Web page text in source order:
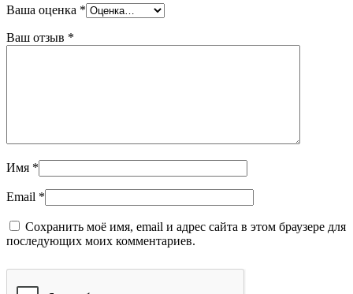
Ваша оценка *
Ваш отзыв *
Имя *
Email *
Сохранить моё имя, email и адрес сайта в этом браузере для
последующих моих комментариев.